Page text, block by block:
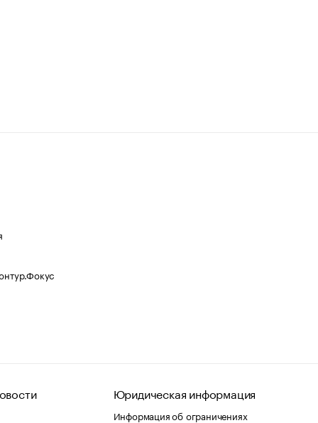
Юридическая информация
Информация об ограничениях